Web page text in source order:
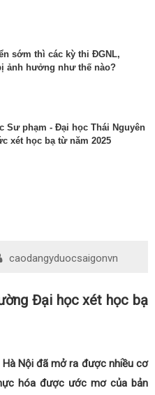
sớm thì các kỳ thi ĐGNL,
ảnh hưởng như thế nào?
Sư phạm - Đại học Thái Nguyên
xét học bạ từ năm 2025
caodangyduocsaigonvn
Đại học xét học bạ
Nội đã mở ra được nhiều cơ
hóa được ước mơ của bản